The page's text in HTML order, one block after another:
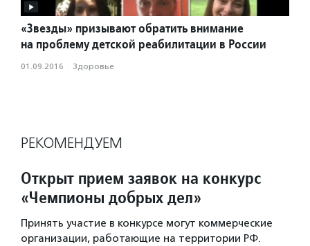
«Звезды» призывают обратить внимание
на проблему детской реабилитации в России
01.09.2016 · Здоровье
РЕКОМЕНДУЕМ
Открыт прием заявок на конкурс
«Чемпионы добрых дел»
Принять участие в конкурсе могут коммерческие
организации, работающие на территории РФ.